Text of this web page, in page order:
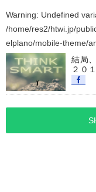
Warning: Undefined
/home/res2/htwi.jp/
elplano/mobile-theme/
結局
２０